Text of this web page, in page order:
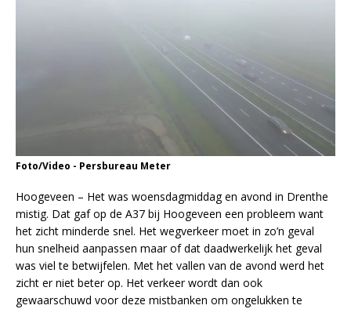
Foto/Video - Persbureau Meter
Hoogeveen – Het was woensdagmiddag en avond in Drenthe
mistig. Dat gaf op de A37 bij Hoogeveen een probleem want
het zicht minderde snel. Het wegverkeer moet in zo’n geval
hun snelheid aanpassen maar of dat daadwerkelijk het geval
was viel te betwijfelen. Met het vallen van de avond werd het
zicht er niet beter op. Het verkeer wordt dan ook
gewaarschuwd voor deze mistbanken om ongelukken te